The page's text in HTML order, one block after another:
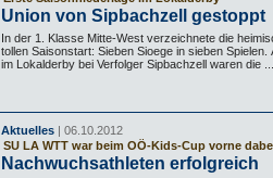
Union von Sipbachzell gestoppt
In der 1. Klasse Mitte-West verzeichnete die
tollen Saisonstart: Sieben Sioege in sieben Spielen.
im Lokalderby bei Verfolger Sipbachzell waren die ...
Aktuelles | 06.10.2012
SU LA WTT war beim OÖ-Kids-Cup vorne
Nachwuchsathleten erfolgreich